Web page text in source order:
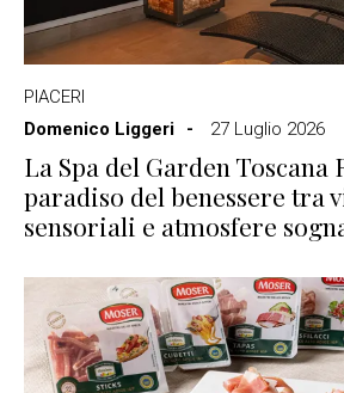
PIACERI
Domenico Liggeri
27 Luglio 2026
La Spa del Garden Toscana
paradiso del benessere tra
sensoriali e atmosfere